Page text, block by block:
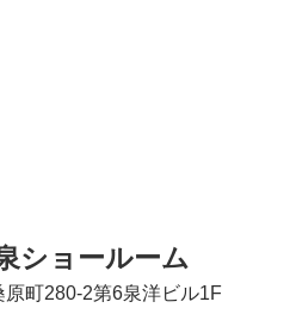
ショールーム
町280-2第6泉洋ビル1F